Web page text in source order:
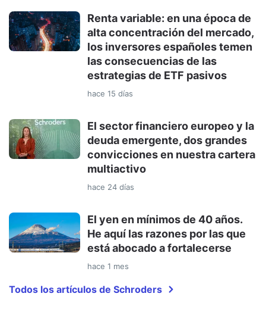
Renta variable: en una época de
alta concentración del mercado,
los inversores españoles temen
las consecuencias de las
estrategias de ETF pasivos
hace 15 días
El sector financiero europeo y la
deuda emergente, dos grandes
convicciones en nuestra cartera
multiactivo
hace 24 días
El yen en mínimos de 40 años.
He aquí las razones por las que
está abocado a fortalecerse
hace 1 mes
Todos los artículos de Schroders